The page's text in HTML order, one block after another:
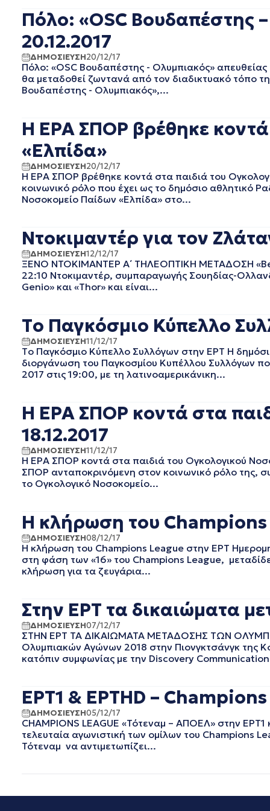
EΡΤ2 ΣΠΟΡ
EΡΤNEWS
ΓΕΝΙΚΗ
ΓΡΑΦΕΙΟ ΤΥΠΟΥ ΕΡΤ
ΚΙΝΗΜΑΤΟΓΡΑΦΙΚΕΣ
ΤΑΙΝΙΕΣ
ΠΟΛΙΤΙΣΜΟΣ
ΡΑΔΙΟΦΩΝΟ
ΤΗΛΕΟΡΑΣΗ
ΙΟΥΛΙΟΣ 2025
ΜΑΙΟΣ 2025
ΑΠΡΙΛΙΟΣ 2025
ΜΑΡΤΙΟΣ 2025
ΦΕΒΡΟΥΑΡΙΟΣ 2025
ΑΥΓΟΥΣΤΟΣ 2024
ΙΟΥΛΙΟΣ 2024
ΜΑΙΟΣ 2024
ΜΑΡΤΙΟΣ 2024
ΦΕΒΡΟΥΑΡΙΟΣ 2024
ΑΥΓΟΥΣΤΟΣ 2023
ΙΟΥΛΙΟΣ 2023
ΙΟΥΝΙΟΣ 2023
ΑΠΡΙΛΙΟΣ 2023
ΙΑΝΟΥΑΡΙΟΣ 2023
ΝΟΕΜΒΡΙΟΣ 2022
ΟΚΤΩΒΡΙΟΣ 2022
ΣΕΠΤΕΜΒΡΙΟΣ 2022
ΑΥΓΟΥΣΤΟΣ 2022
ΙΟΥΝΙΟΣ 2022
ΜΑΙΟΣ 2022
ΑΠΡΙΛΙΟΣ 2022
ΜΑΡΤΙΟΣ 2022
ΙΑΝΟΥΑΡΙΟΣ 2022
ΔΕΚΕΜΒΡΙΟΣ 2021
ΝΟΕΜΒΡΙΟΣ 2021
ΣΕΠΤΕΜΒΡΙΟΣ 2021
ΑΥΓΟΥΣΤΟΣ 2021
ΙΟΥΛΙΟΣ 2021
ΙΟΥΝΙΟΣ 2021
ΜΑΙΟΣ 2021
ΦΕΒΡΟΥΑΡΙΟΣ 2021
ΙΑΝΟΥΑΡΙΟΣ 2021
ΔΕΚΕΜΒΡΙΟΣ 2020
ΝΟΕΜΒΡΙΟΣ 2020
ΑΥΓΟΥΣΤΟΣ 2020
ΙΟΥΛΙΟΣ 2020
ΙΟΥΝΙΟΣ 2020
ΜΑΙΟΣ 2020
ΑΠΡΙΛΙΟΣ 2020
ΙΑΝΟΥΑΡΙΟΣ 2020
Πόλο: «OSC Βουδαπέστης
20.12.2017
ΔΗΜΟΣΙΕΥΣΗ20/12/17
Πόλο: «OSC Βουδαπέστης - Ολυμπιακός»
θα μεταδοθεί ζωντανά από τον διαδικτυακό τόπο
Βουδαπέστης - Ολυμπιακός»,...
Η ΕΡΑ ΣΠΟΡ βρέθηκε
«Ελπίδα»
ΔΗΜΟΣΙΕΥΣΗ20/12/17
Η ΕΡΑ ΣΠΟΡ βρέθηκε κοντά στα παιδιά του
κοινωνικό ρόλο που έχει ως το δημόσιο αθλητικό
Νοσοκομείο Παίδων «Ελπίδα» στο...
Ντοκιμαντέρ για τον
ΔΗΜΟΣΙΕΥΣΗ12/12/17
ΞΕΝΟ ΝΤΟΚΙΜΑΝΤΕΡ A΄ ΤΗΛΕΟΠΤΙΚΗ ΜΕΤΑΔΟΣΗ
22:10 Ντοκιμαντέρ, συμπαραγωγής Σουηδίας-
Genio» και «Thor» και είναι...
Τo Παγκόσμιο Κύπελλο
ΔΗΜΟΣΙΕΥΣΗ11/12/17
Τo Παγκόσμιο Κύπελλο Συλλόγων στην ΕΡΤ Η
διοργάνωση του Παγκοσμίου Κυπέλλου Συλλόγων
2017 στις 19:00, με τη λατινοαμερικάνικη...
Η ΕΡΑ ΣΠΟΡ κοντά στα
18.12.2017
ΔΗΜΟΣΙΕΥΣΗ11/12/17
Η ΕΡΑ ΣΠΟΡ κοντά στα παιδιά του Ογκολογικού
ΣΠΟΡ ανταποκρινόμενη στον κοινωνικό ρόλο της,
το Ογκολογικό Νοσοκομείο...
Η κλήρωση του Champions
ΔΗΜΟΣΙΕΥΣΗ08/12/17
Η κλήρωση του Champions League στην ΕΡΤ
στη φάση των «16» του Champions League,
κλήρωση για τα ζευγάρια...
Στην ΕΡΤ τα δικαιώματα
ΔΗΜΟΣΙΕΥΣΗ07/12/17
ΣΤΗΝ ΕΡΤ ΤΑ ΔΙΚΑΙΩΜΑΤΑ ΜΕΤΑΔΟΣΗΣ ΤΩΝ
Ολυμπιακών Αγώνων 2018 στην Πιονγκτσάνγκ της
κατόπιν συμφωνίας με την Discovery
ΕΡΤ1 & ΕΡΤHD –
ΔΗΜΟΣΙΕΥΣΗ05/12/17
CHAMPIONS LEAGUE «Τότεναμ – ΑΠΟΕΛ» στην
τελευταία αγωνιστική των ομίλων του Champions
Τότεναμ να αντιμετωπίζει...